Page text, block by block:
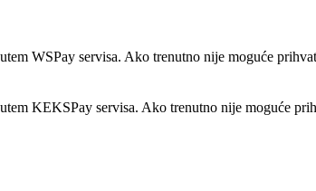
WSPay servisa. Ako trenutno nije moguće
KEKSPay servisa. Ako trenutno nije moguće